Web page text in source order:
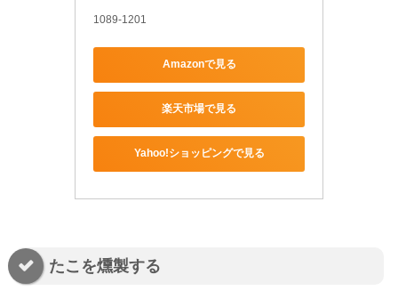
1089-1201
Amazonで見る
楽天市場で見る
Yahoo!ショッピングで見る
たこを燻製する